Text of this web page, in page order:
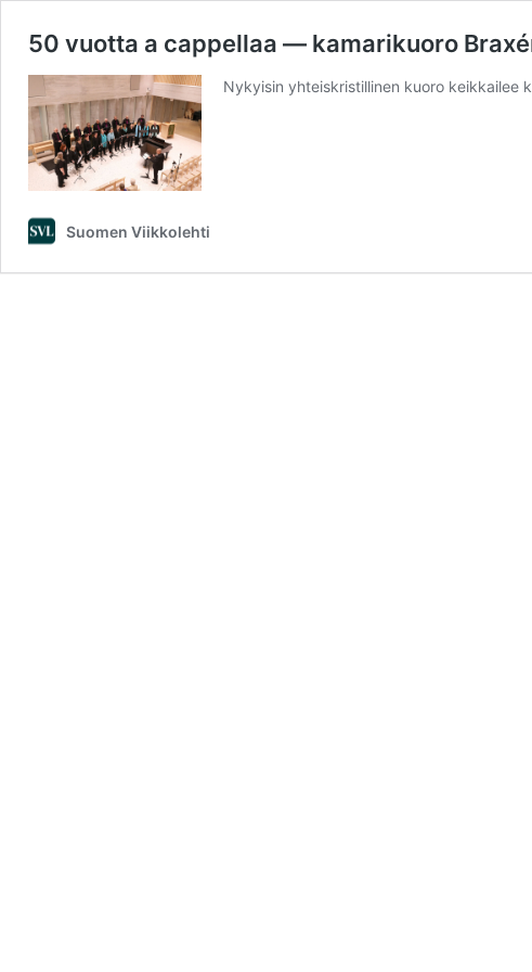
50 vuotta a cappellaa — kamarikuoro
Nykyisin yhteiskristillinen kuoro keikkailee
Suomen Viikkolehti